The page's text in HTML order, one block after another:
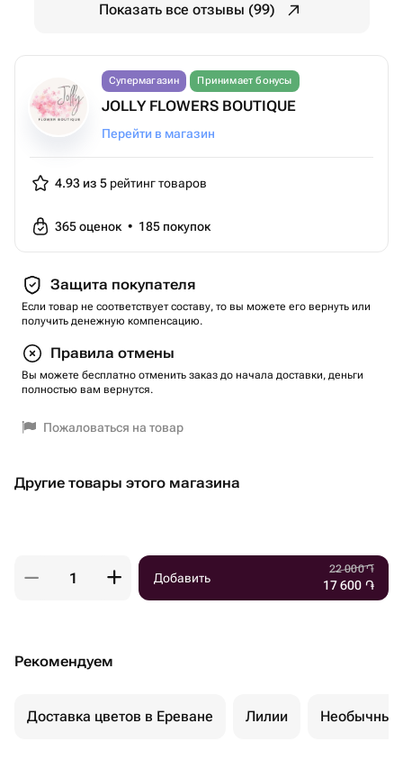
Показать все отзывы (99)
Супермагазин Принимает бонусы
JOLLY FLOWERS BOUTIQUE
Перейти в магазин
4.93 из 5 рейтинг товаров
365оценок • 185 покупок
Защита покупателя
Если товар не соответствует составу, то вы можете его вернуть или
получить денежную компенсацию.
Правила отмены
Вы можете бесплатно отменить заказ до начала доставки, деньги
полностью вам вернутся.
Пожаловаться на товар
Другие товары этого магазина
Добавить
22 000֏
17 600 ֏
Рекомендуем
Доставка цветов в Ереване Лилии Необычные